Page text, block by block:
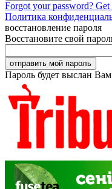
Forgot your password? Get
Политика
восстановление пароля
Восстановите свой
Пароль будет выслан